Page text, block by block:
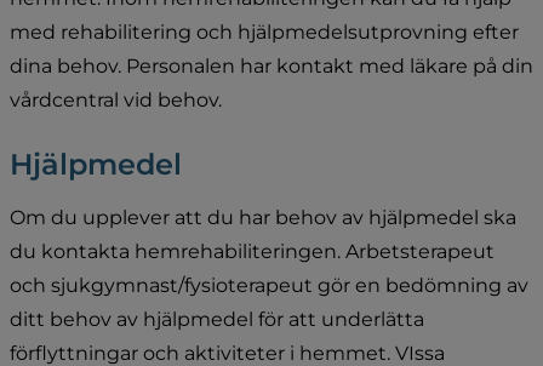
med rehabilitering och hjälpmedelsutprovning efter
dina behov. Personalen har kontakt med läkare på din
vårdcentral vid behov.
Hjälpmedel
Om du upplever att du har behov av hjälpmedel ska
du kontakta hemrehabiliteringen. Arbetsterapeut
och sjukgymnast/fysioterapeut gör en bedömning av
ditt behov av hjälpmedel för att underlätta
förflyttningar och aktiviteter i hemmet. VIssa